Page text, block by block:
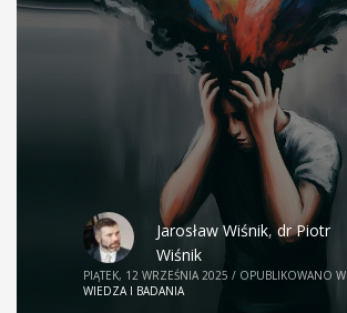
Jarosław Wiśnik,dr Piotr
Wiśnik
PIĄTEK, 12 WRZEŚNIA 2025 / OPUBLIKOWANO W
WIEDZA I BADANIA